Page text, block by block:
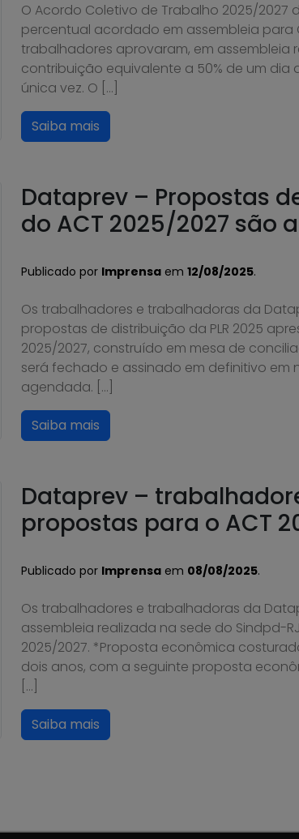
O Acordo Coletivo de Trabalho 2025/
percentual acordado em assembleia para
trabalhadores aprovaram, em assembleia
contribuição equivalente a 50% de um
única vez. O […]
Saiba mais
Dataprev – Propostas
do ACT 2025/2027
Publicado por Imprensa em 12/08/2025.
Os trabalhadores e trabalhadoras da
propostas de distribuição da PLR 2025
2025/2027, construído em mesa de
será fechado e assinado em definitivo em
agendada. […]
Saiba mais
Dataprev –
propostas para o ACT
Publicado por Imprensa em 08/08/2025.
Os trabalhadores e trabalhadoras da
assembleia realizada na sede do Sindpd-
2025/2027. *Proposta econômica
dois anos, com a seguinte proposta
[…]
Saiba mais